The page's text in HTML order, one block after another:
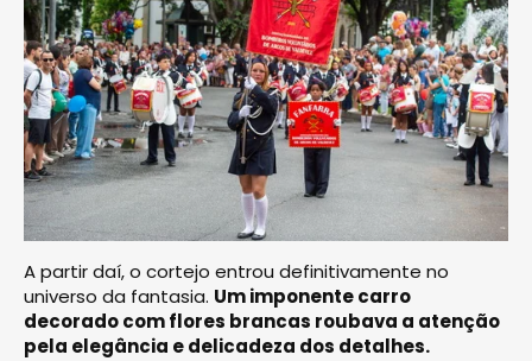
A partir daí, o cortejo entrou definitivamente no
universo da fantasia. Um imponente carro
decorado com flores brancas roubava a atenção
pela elegância e delicadeza dos detalhes.